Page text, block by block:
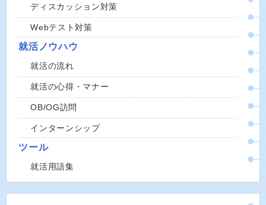
ディスカッション対策
Webテスト対策
就活ノウハウ
就活の流れ
就活の心得・マナー
OB/OG訪問
インターンシップ
ツール
就活用語集